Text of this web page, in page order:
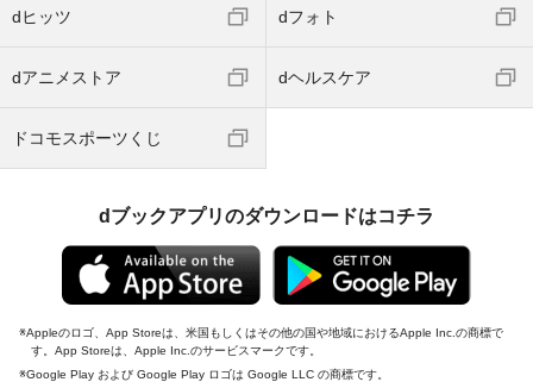
dヒッツ dフォト
dアニメストア dヘルスケア
ドコモスポーツくじ
dブックアプリのダウンロードはコチラ
Appleのロゴ、App Storeは、米国もしくはその他の国や地域におけるApple Inc.の商標で
す。App Storeは、Apple Inc.のサービスマークです。
Google Play および Google Play ロゴは Google LLC の商標です。